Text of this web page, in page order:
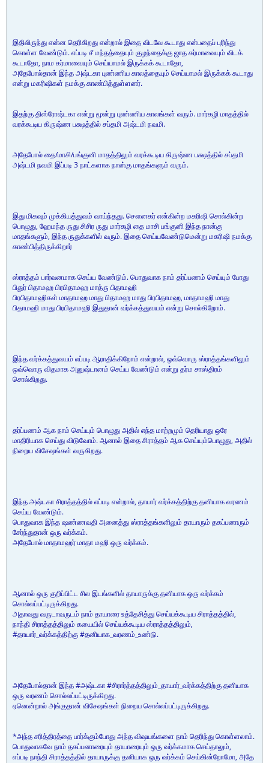
இதிலிருந்து என்ன தெரிகிறது என்றால் இதை விடவே கூடாது என்பதைப் புரிந்து
கொள்ள வேண்டும். எப்படி சீ மந்தத்தையும் குழந்தைக்கு ஜாத கர்மாவையும் விடக்
கூடாதோ, நாம கர்மாவையும் செய்யாமல் இருக்கக் கூடாதோ,
அதேபோல்தான் இந்த அஷ்டகா புண்ணிய காலத்தையும் செய்யாமல் இருக்கக் கூடாது
என்று மகரிஷிகள் நமக்கு காண்பித்துள்ளனர்.
இதற்கு திஸ்ரோஷ்டகா என்று மூன்று புண்ணிய காலங்கள் வரும். மார்கழி மாதத்தில்
வரக்கூடிய கிருஷ்ண பக்ஷத்தில் சப்தமி அஷ்டமி நவமி.
அதேபோல் தை/மாசி/பங்குனி மாதத்திலும் வரக்கூடிய கிருஷ்ண பக்ஷத்தில் சப்தமி
அஷ்டமி நவமி இப்படி 3 நாட்களாக நான்கு மாதங்களும் வரும்.
இது மிகவும் முக்கியத்துவம் வாய்ந்தது. சௌனகர் என்கின்ற மகரிஷி சொல்கின்ற
பொழுது, ஹேமந்த ருது சிசிர ருது மார்கழி தை மாசி பங்குனி இந்த நான்கு
மாதங்களும், இந்த ருதுக்களில் வரும். இதை செய்யவேண்டுமென்று மகரிஷி நமக்கு
காண்பித்திருக்கிறார்
ஸ்ராத்தம் பார்வனமாக செய்ய வேண்டும். பொதுவாக நாம் தர்ப்பணம் செய்யும் போது
பிதுர் பிதாமஹ பிரபிதாமஹ மாத்ரு பிதாமஹி
பிரபிதாமஹிகள் மாதாமஹ மாது பிதாமஹ மாது பிரபிதாமஹ, மாதாமஹி மாது
பிதாமஹி மாது பிரபிதாமஹி இதுதான் வர்க்கத்துவயம் என்று சொல்கிறோம்.
இந்த வர்க்கத்துவயம் எப்படி ஆராதிக்கிறோம் என்றால், ஒவ்வொரு ஸ்ராத்தங்களிலும்
ஒவ்வொரு விதமாக அனுஷ்டானம் செய்ய வேண்டும் என்று தர்ம சாஸ்திரம்
சொல்கிறது.
தர்ப்பணம் ஆக நாம் செய்யும் பொழுது அதில் எந்த மாற்றமும் தெரியாது ஒரே
மாதிரியாக செய்து விடுவோம். ஆனால் இதை சிராத்தம் ஆக செய்யும்பொழுது, அதில்
நிறைய விசேஷங்கள் வருகிறது.
இந்த அஷ்டகா சிராத்தத்தில் எப்படி என்றால், தாயார் வர்க்கத்திற்கு தனியாக வரணம்
செய்ய வேண்டும்.
பொதுவாக இந்த ஷண்ணவதி அனைத்து ஸ்ராத்தங்களிலும் தாயாரும் தகப்பனாரும்
சேர்ந்துதான் ஒரு வர்க்கம்.
அதேபோல் மாதாமஹர் மாதா மஹி ஒரு வர்க்கம்.
ஆனால் ஒரு குறிப்பிட்ட சில இடங்களில் தாயாருக்கு தனியாக ஒரு வர்க்கம்
சொல்லப்பட்டிருக்கிறது.
அதாவது வருடாவருடம் நாம் தாயாரை உத்தேசித்து செய்யக்கூடிய சிராத்தத்தில்,
நாந்தி சிராத்தத்திலும் கயையில் செய்யக்கூடிய ஸ்ராத்தத்திலும்,
#தாயார்_வர்க்கத்திற்கு #தனியாக_வரணம்_உண்டு.
அதேபோல்தான் இந்த #அஷ்டகா #சிரார்த்தத்திலும்_தாயார்_வர்க்கத்திற்கு தனியாக
ஒரு வரணம் சொல்லப்பட்டிருக்கிறது.
ஏனென்றால் அங்குதான் விசேஷங்கள் நிறைய சொல்லப்பட்டிருக்கிறது.
*அந்த சரித்திரத்தை பார்க்கும்போது அந்த விஷயங்களை நாம் தெரிந்து கொள்ளலாம்.
பொதுவாகவே நாம் தகப்பனாரையும் தாயாரையும் ஒரு வர்க்கமாக செய்தாலும்,
எப்படி நாந்தி சிராத்தத்தில் தாயாருக்கு தனியாக ஒரு வர்க்கம் செய்கின்றோமோ, அதே